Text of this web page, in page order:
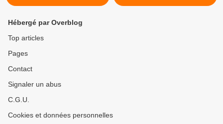
Hébergé par Overblog
Top articles
Pages
Contact
Signaler un abus
C.G.U.
Cookies et données personnelles